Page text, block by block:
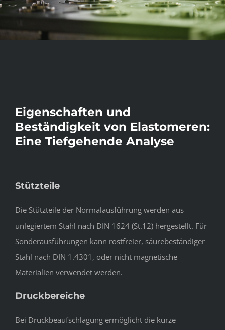
Eigenschaften und
Beständigkeit von Elastomeren:
Eine Tiefgehende Analyse
Stützteile
Die Stützteile der Normalausführung werden aus
unlegiertem Stahl nach DIN 1624 (St.12) hergestellt. Für
Sonderausführungen kann rostfreier, säurebeständiger
Stahl nach DIN 1.4301, oder nicht magnetische
Materialien verwendet werden.
Druckbereiche
Bei Druckbeaufschlagung ermöglicht die kurze